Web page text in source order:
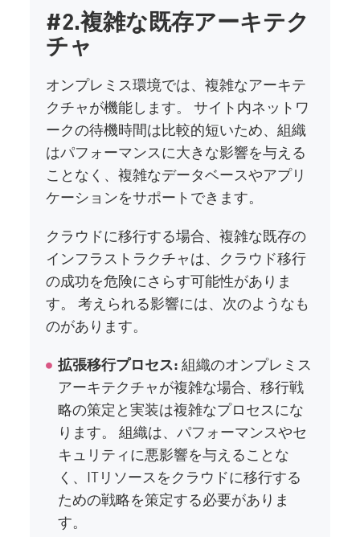
#2.複雑な既存アーキテク
チャ
オンプレミス環境では、複雑なアーキテ
クチャが機能します。 サイト内ネットワ
ークの待機時間は比較的短いため、組織
はパフォーマンスに大きな影響を与える
ことなく、複雑なデータベースやアプリ
ケーションをサポートできます。
クラウドに移行する場合、複雑な既存の
インフラストラクチャは、クラウド移行
の成功を危険にさらす可能性がありま
す。 考えられる影響には、次のようなも
のがあります。
拡張移行プロセス:組織のオンプレミス
アーキテクチャが複雑な場合、移行戦
略の策定と実装は複雑なプロセスにな
ります。 組織は、パフォーマンスやセ
キュリティに悪影響を与えることな
く、ITリソースをクラウドに移行する
ための戦略を策定する必要がありま
す。